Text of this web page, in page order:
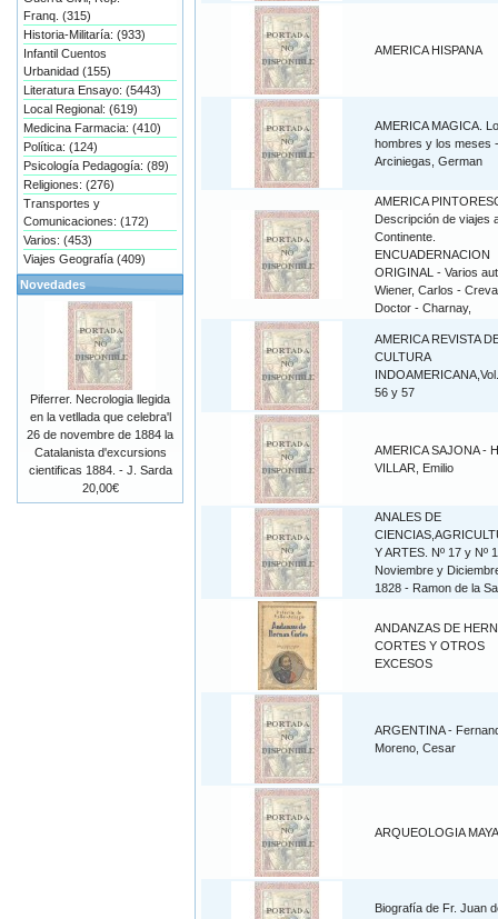
AMERICA HISPANA
AMERICA MAGICA.
hombres y los meses -
Arciniegas, German
AMERICA
Descripción de viajes
Continente.
ENCUADERNACION
ORIGINAL - Varios
Wiener, Carlos -
Doctor - Charnay,
AMERICA REVISTA
CULTURA
56 y 57
AMERICA SAJONA -
VILLAR, Emilio
ANALES DE
Y ARTES. Nº 17 y Nº
Noviembre y
1828 - Ramon de la
ANDANZAS DE
CORTES Y OTROS
EXCESOS
ARGENTINA -
Moreno, Cesar
ARQUEOLOGIA MAYA
Biografía de Fr. Juan
Franq. (315)
Historia-Militaría: (933)
Infantil Cuentos
Urbanidad (155)
Literatura Ensayo: (5443)
Local Regional: (619)
Medicina Farmacia: (410)
Política: (124)
Psicología Pedagogía: (89)
Religiones: (276)
Transportes y
Comunicaciones: (172)
Varios: (453)
Viajes Geografía (409)
Novedades
Piferrer. Necrologia llegida
en la vetllada que celebra'l
26 de novembre de 1884 la
Catalanista d'excursions
cientificas 1884. - J. Sarda
20,00€